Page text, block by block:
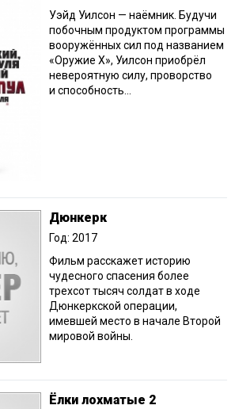
Уэйд Уилсон — наёмник. Будучи
побочным продуктом программы
вооружённых сил под названием
«Оружие X», Уилсон приобрёл
невероятную силу, проворство
и способность...
Дюнкерк
Год: 2017
Фильм расскажет историю
чудесного спасения более
трехсот тысяч солдат в ходе
Дюнкеркской операции,
имевшей место в начале Второй
мировой войны.
Ёлки лохматые 2